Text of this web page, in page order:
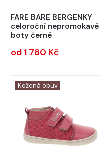
FARE BARE BERGENKY
celoroční nepromokavé
boty černé
od 1 780 Kč
Kožená obuv